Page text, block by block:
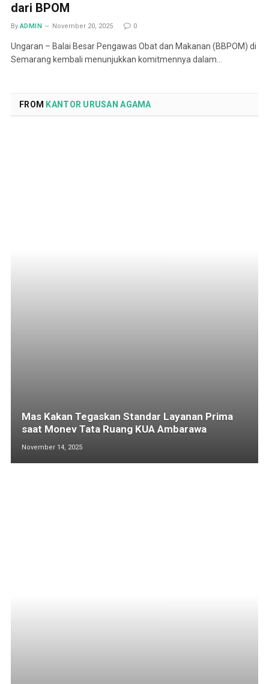
dari BPOM
By ADMIN November 20, 2025 0
Ungaran – Balai Besar Pengawas Obat dan Makanan (BBPOM) di
Semarang kembali menunjukkan komitmennya dalam…
FROM KANTOR URUSAN AGAMA
Mas Kakan Tegaskan Standar Layanan Prima
saat Monev Tata Ruang KUA Ambarawa
November 14, 2025